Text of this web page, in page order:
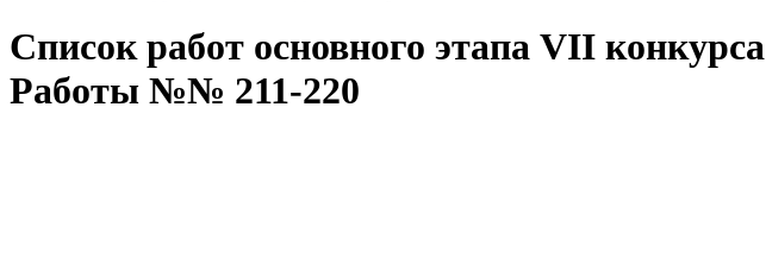
Список работ основного этапа VII конкурса
Работы №№ 211-220